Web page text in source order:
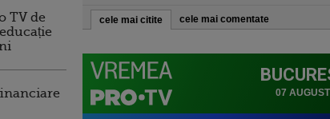
TV de
cele mai citite cele mai comentate